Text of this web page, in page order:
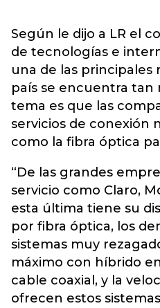
Según le dijo a LR el
de tecnologías e
una de las principales
país se encuentra tan
tema es que las
servicios de conexión
como la fibra óptica
“De las grandes
servicio como Claro,
esta última tiene su
por fibra óptica, los
sistemas muy
máximo con híbrido
cable coaxial, y la
ofrecen estos